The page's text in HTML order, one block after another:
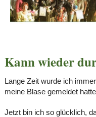
Kann wieder
Lange Zeit wurde ich
meine Blase gemeldet
Jetzt bin ich so glücklich,